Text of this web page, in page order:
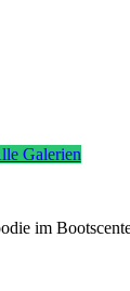
Galerien
im